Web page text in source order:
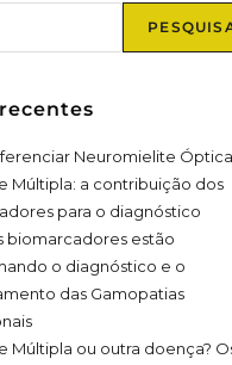
Neuromielite
Múltipla: a contribuição dos
para o diagnóstico
biomarcadores estão
o diagnóstico e o
das Gamopatias
Múltipla ou outra doença?